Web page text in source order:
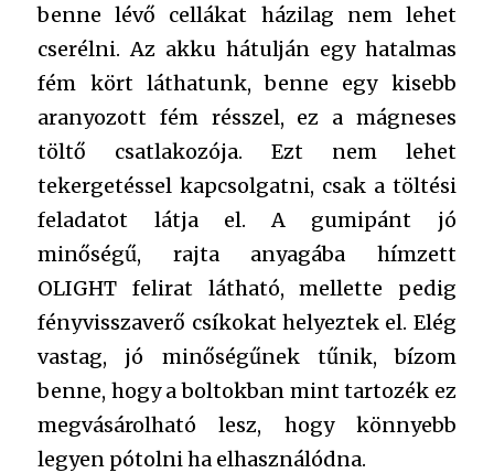
benne lévő cellákat házilag nem lehet
cserélni. Az akku hátulján egy hatalmas
fém kört láthatunk, benne egy kisebb
aranyozott fém résszel, ez a mágneses
töltő csatlakozója. Ezt nem lehet
tekergetéssel kapcsolgatni, csak a töltési
feladatot látja el. A gumipánt jó
minőségű, rajta anyagába hímzett
OLIGHT felirat látható, mellette pedig
fényvisszaverő csíkokat helyeztek el. Elég
vastag, jó minőségűnek tűnik, bízom
benne, hogy a boltokban mint tartozék ez
megvásárolható lesz, hogy könnyebb
legyen pótolni ha elhasználódna.